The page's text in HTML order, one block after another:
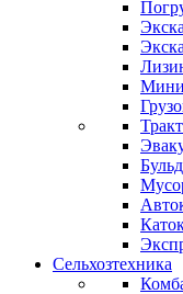
Сельхозтехника